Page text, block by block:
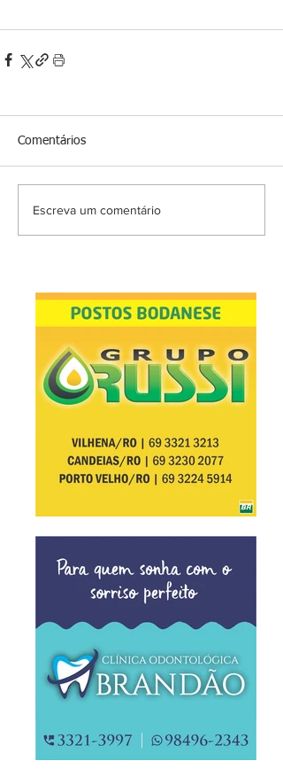
Comentários
Escreva um comentário